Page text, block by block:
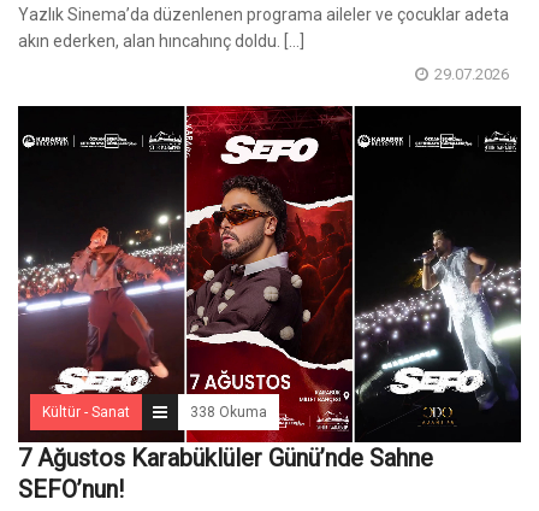
Yazlık Sinema’da düzenlenen programa aileler ve çocuklar adeta
akın ederken, alan hıncahınç doldu. [...]
29.07.2026
Kültür - Sanat 338 Okuma
7 Ağustos Karabüklüler Günü’nde Sahne
SEFO’nun!